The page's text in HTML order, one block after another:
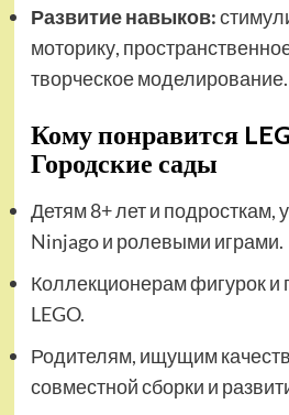
Развитие навыков:
моторику,
творческое моделирование.
Кому понравится
Городские сады
Детям 8+ лет и подросткам,
Ninjago и ролевыми играми.
Коллекционерам фигурок и
LEGO.
Родителям, ищущим
совместной сборки и